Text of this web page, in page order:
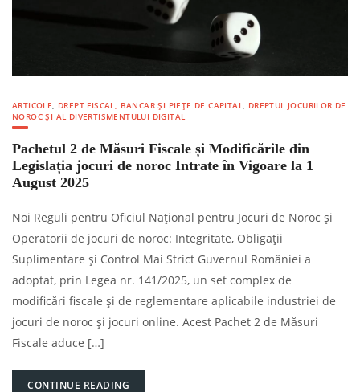
ARTICOLE, DREPT FISCAL, BANCAR ȘI PIEȚE DE CAPITAL, DREPTUL JOCURILOR DE
NOROC ȘI AL DIVERTISMENTULUI DIGITAL
Pachetul 2 de Măsuri Fiscale și Modificările din
Legislația jocuri de noroc Intrate în Vigoare la 1
August 2025
Noi Reguli pentru Oficiul Național pentru Jocuri de Noroc și
Operatorii de jocuri de noroc: Integritate, Obligații
Suplimentare și Control Mai Strict Guvernul României a
adoptat, prin Legea nr. 141/2025, un set complex de
modificări fiscale și de reglementare aplicabile industriei de
jocuri de noroc și jocuri online. Acest Pachet 2 de Măsuri
Fiscale aduce […]
CONTINUE READING